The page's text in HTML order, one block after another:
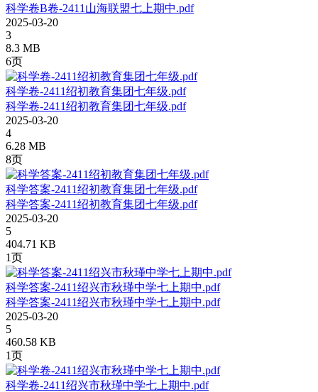
科学卷B卷-2411山海联盟七上期中.pdf
2025-03-20
3
8.3 MB
6页
科学卷-2411绍初教育集团七年级.pdf
科学卷-2411绍初教育集团七年级.pdf
2025-03-20
4
6.28 MB
8页
科学答案-2411绍初教育集团七年级.pdf
科学答案-2411绍初教育集团七年级.pdf
2025-03-20
5
404.71 KB
1页
科学答案-2411绍兴市秋瑾中学七上期中.pdf
科学答案-2411绍兴市秋瑾中学七上期中.pdf
2025-03-20
5
460.58 KB
1页
科学卷-2411绍兴市秋瑾中学七上期中.pdf